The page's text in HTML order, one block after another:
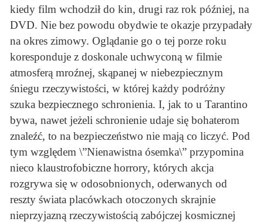
kiedy film wchodził do kin, drugi raz rok później, na
DVD. Nie bez powodu obydwie te okazje przypadały
na okres zimowy. Oglądanie go o tej porze roku
koresponduje z doskonale uchwyconą w filmie
atmosferą mroźnej, skąpanej w niebezpiecznym
śniegu rzeczywistości, w której każdy podróżny
szuka bezpiecznego schronienia. I, jak to u Tarantino
bywa, nawet jeżeli schronienie udaje się bohaterom
znaleźć, to na bezpieczeństwo nie mają co liczyć. Pod
tym względem \”Nienawistna ósemka\” przypomina
nieco klaustrofobiczne horrory, których akcja
rozgrywa się w odosobnionych, oderwanych od
reszty świata placówkach otoczonych skrajnie
nieprzyjazną rzeczywistością zabójczej kosmicznej